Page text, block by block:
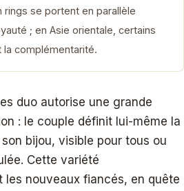
rings se portent en parallèle
; en Asie orientale, certains
complémentarité.
duo autorise une grande
: le couple définit lui-même la
bijou, visible pour tous ou
Cette variété
les nouveaux fiancés, en quête